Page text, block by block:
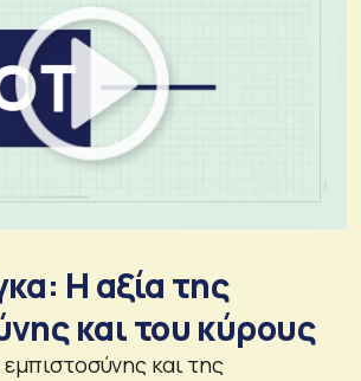
Η αξία της
και του κύρους
και της